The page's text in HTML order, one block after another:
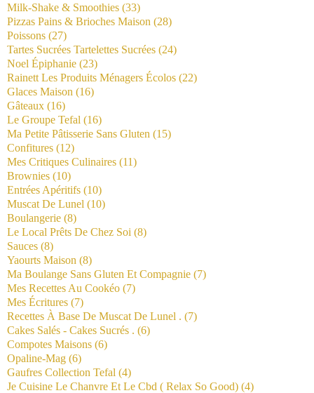
Milk-Shake & Smoothies (33)
Pizzas Pains & Brioches Maison (28)
Poissons (27)
Tartes Sucrées Tartelettes Sucrées (24)
Noel Épiphanie (23)
Rainett Les Produits Ménagers Écolos (22)
Glaces Maison (16)
Gâteaux (16)
Le Groupe Tefal (16)
Ma Petite Pâtisserie Sans Gluten (15)
Confitures (12)
Mes Critiques Culinaires (11)
Brownies (10)
Entrées Apéritifs (10)
Muscat De Lunel (10)
Boulangerie (8)
Le Local Prêts De Chez Soi (8)
Sauces (8)
Yaourts Maison (8)
Ma Boulange Sans Gluten Et Compagnie (7)
Mes Recettes Au Cookéo (7)
Mes Écritures (7)
Recettes À Base De Muscat De Lunel . (7)
Cakes Salés - Cakes Sucrés . (6)
Compotes Maisons (6)
Opaline-Mag (6)
Gaufres Collection Tefal (4)
Je Cuisine Le Chanvre Et Le Cbd ( Relax So Good) (4)